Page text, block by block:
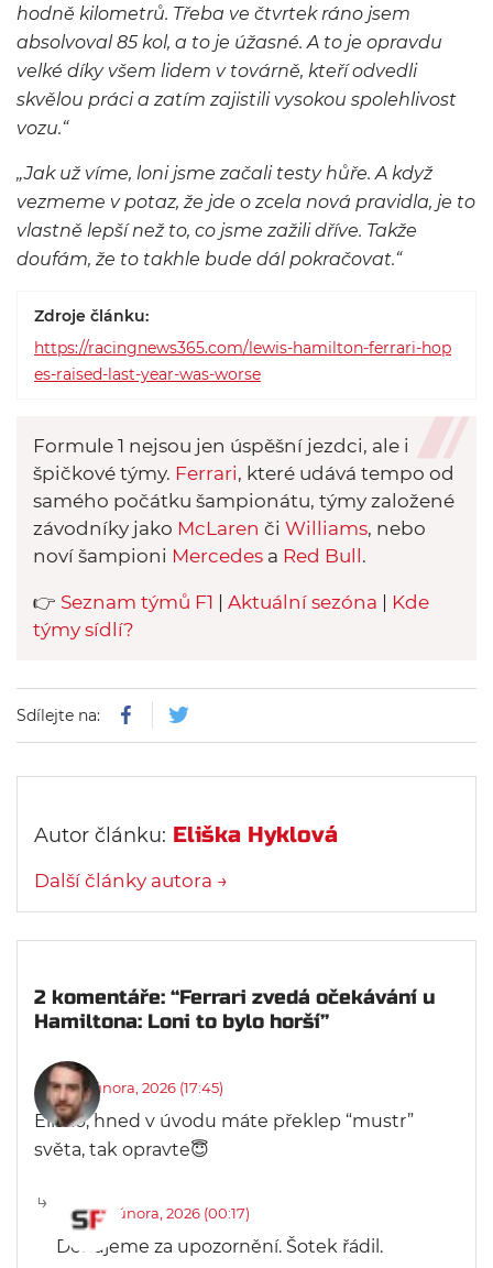
hodně kilometrů. Třeba ve čtvrtek ráno jsem
absolvoval 85 kol, a to je úžasné. A to je opravdu
velké díky všem lidem v továrně, kteří odvedli
skvělou práci a zatím zajistili vysokou spolehlivost
vozu.“
„Jak už víme, loni jsme začali testy hůře. A když
vezmeme v potaz, že jde o zcela nová pravidla, je to
vlastně lepší než to, co jsme zažili dříve. Takže
doufám, že to takhle bude dál pokračovat.“
Zdroje článku:
https://racingnews365.com/lewis-hamilton-ferrari-hop
es-raised-last-year-was-worse
Formule 1 nejsou jen úspěšní jezdci, ale i
špičkové týmy. Ferrari, které udává tempo od
samého počátku šampionátu, týmy založené
závodníky jako McLaren či Williams, nebo
noví šampioni Mercedes a Red Bull .
👉 Seznam týmů F1 Aktuální sezóna
Kde
týmy sídlí?
Sdílejte na:
Autor článku: Eliška Hyklová
Další články autora →
2 komentáře: “Ferrari zvedá očekávání u
Hamiltona: Loni to bylo horší”
Radim Nigrin
1 února, 2026 (17:45)
Eliško, hned v úvodu máte překlep “mustr”
světa, tak opravte😇
2 února, 2026 (00:17)
Děkujeme za upozornění. Šotek řádil.